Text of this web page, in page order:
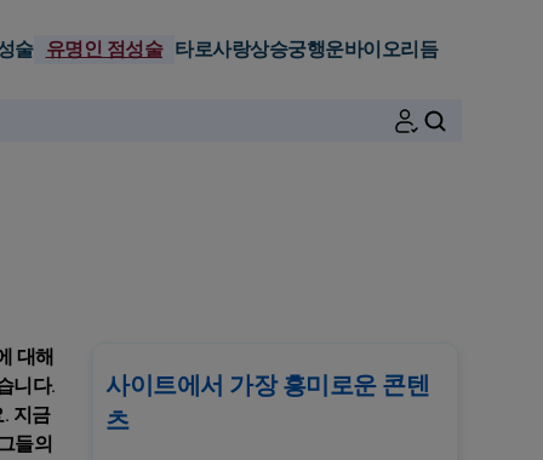
술 유명인 점성술 타로사랑상승궁행운바이오리듬
대해
니다.
지금
들의
사이트에서 가장 흥미로운 콘텐
츠